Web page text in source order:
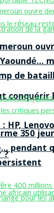
conquérir
HP,
?
de
350
pendant